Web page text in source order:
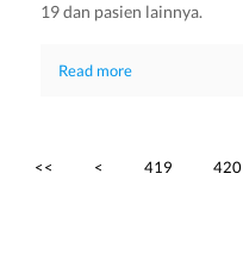
19 dan pasien lainnya.
Read more
<< < 419 420